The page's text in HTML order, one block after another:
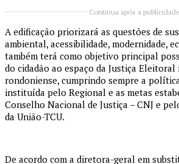
Continua após a
A edificação priorizará as questões de
ambiental, acessibilidade, modernidade,
também terá como objetivo principal
do cidadão ao espaço da Justiça
rondoniense, cumprindo sempre a
instituída pelo Regional e as metas
Conselho Nacional de Justiça – CNJ e
da União-TCU.
De acordo com a diretora-geral em